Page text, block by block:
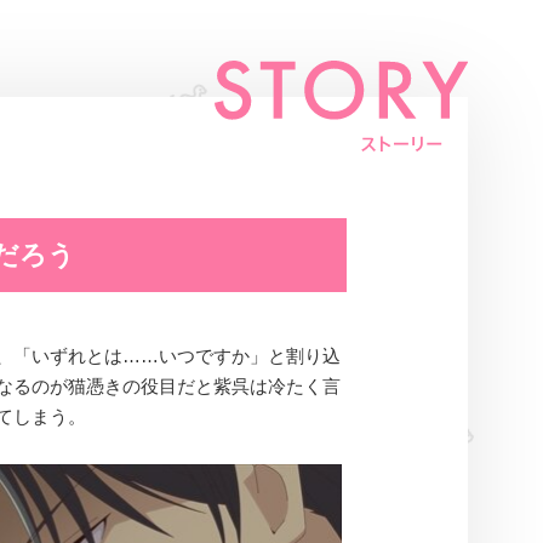
ろう
「いずれとは……いつですか」と割り込
るのが猫憑きの役目だと紫呉は冷たく言
まう。